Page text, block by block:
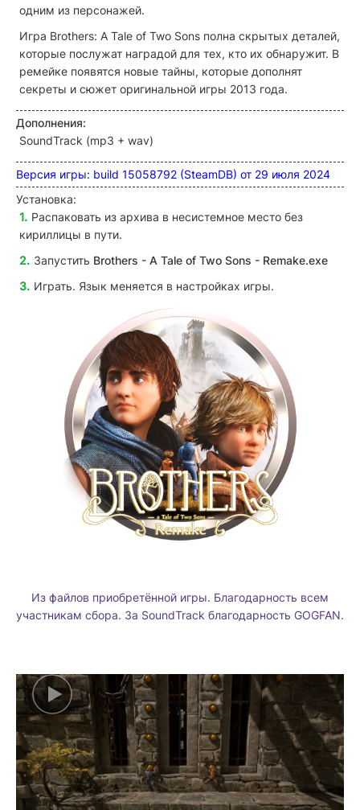
одним из персонажей.
Игра Brothers: A Tale of Two Sons полна скрытых деталей,
которые послужат наградой для тех, кто их обнаружит. В
ремейке появятся новые тайны, которые дополнят
секреты и сюжет оригинальной игры 2013 года.
Дополнения:
SoundTrack (mp3 + wav)
Версия игры: build 15058792 (SteamDB) от 29 июля 2024
Установка:
Распаковать из архива в несистемное место без
кириллицы в пути.
Запустить Brothers - A Tale of Two Sons - Remake.exe
Играть. Язык меняется в настройках игры.
Из файлов приобретённой игры. Благодарность всем
участникам сбора. За SoundTrack благодарность GOGFAN.